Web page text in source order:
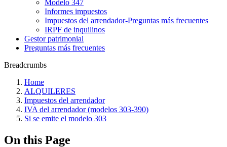
Modelo 347
Informes impuestos
Impuestos del arrendador‎-Preguntas más frecuentes‎
IRPF de inquilinos
Gestor patrimonial
Preguntas más frecuentes
Breadcrumbs
Home
ALQUILERES
Impuestos del arrendador
IVA del arrendador (modelos 303-390)
Si se emite el modelo 303
On this Page